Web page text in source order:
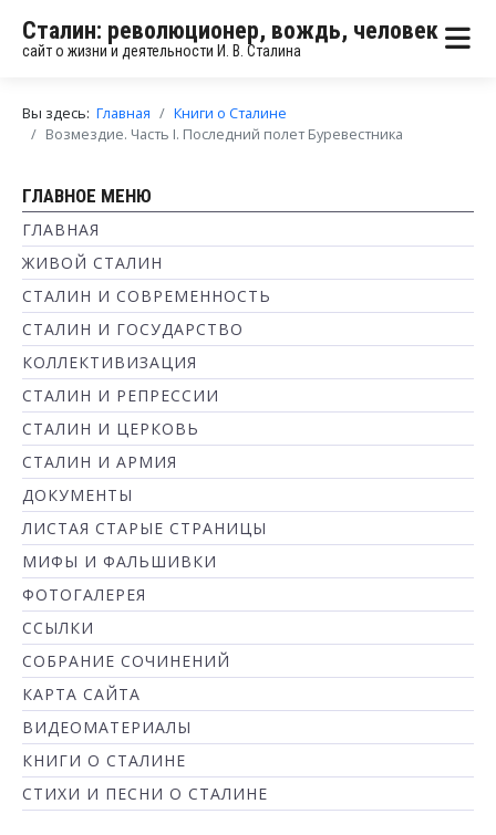
Сталин: революционер, вождь, человек
сайт о жизни и деятельности И. В. Сталина
Вы здесь: Главная
Книги о Сталине
Возмездие. Часть I. Последний полет Буревестника
ГЛАВНОЕ МЕНЮ
ГЛАВНАЯ
ЖИВОЙ СТАЛИН
СТАЛИН И СОВРЕМЕННОСТЬ
СТАЛИН И ГОСУДАРСТВО
КОЛЛЕКТИВИЗАЦИЯ
СТАЛИН И РЕПРЕССИИ
СТАЛИН И ЦЕРКОВЬ
СТАЛИН И АРМИЯ
ДОКУМЕНТЫ
ЛИСТАЯ СТАРЫЕ СТРАНИЦЫ
МИФЫ И ФАЛЬШИВКИ
ФОТОГАЛЕРЕЯ
ССЫЛКИ
СОБРАНИЕ СОЧИНЕНИЙ
КАРТА САЙТА
ВИДЕОМАТЕРИАЛЫ
КНИГИ О СТАЛИНЕ
СТИХИ И ПЕСНИ О СТАЛИНЕ